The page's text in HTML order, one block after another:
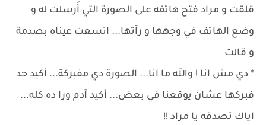
قلقت و مراد فتح هاتفه على الصورة التي أُرسلت له و
وضع الهاتف في وجهها و رآتها... اتسعت عيناه بصدمة
و قالت
* دي مش انا ! والله ما انا... الصورة دي مفبركة... أكيد حد
فبركها عشان يوقعنا في بعض... أكيد آدم ورا ده كله...
اياك تصدقه يا مراد !!